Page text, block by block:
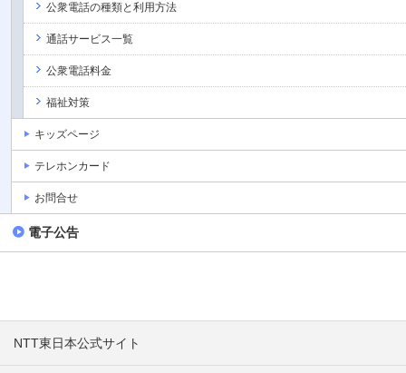
公衆電話の種類と利用方法
通話サービス一覧
公衆電話料金
福祉対策
キッズページ
テレホンカード
お問合せ
電子公告
NTT東日本公式サイト